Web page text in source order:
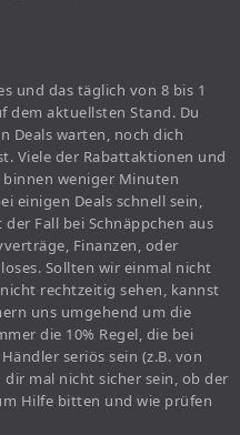
und das täglich von 8 bis 1
dem aktuellsten Stand. Du
Deals warten, noch dich
Viele der Rabattaktionen und
weniger Minuten
einigen Deals schnell sein,
Fall bei Schnäppchen aus
Finanzen, oder
Sollten wir einmal nicht
rechtzeitig sehen, kannst
uns umgehend um die
die 10% Regel, die bei
seriös sein (z.B. von
mal nicht sicher sein, ob der
Hilfe bitten und wie prüfen